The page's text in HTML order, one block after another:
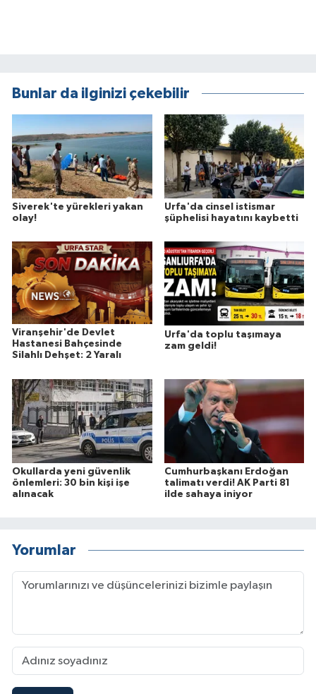
Bunlar da ilginizi çekebilir
Siverek'te yürekleri yakan
olay!
Urfa'da cinsel istismar
şüphelisi hayatını kaybetti
Viranşehir'de Devlet
Hastanesi Bahçesinde
Silahlı Dehşet: 2 Yaralı
Urfa'da toplu taşımaya
zam geldi!
Okullarda yeni güvenlik
önlemleri: 30 bin kişi işe
alınacak
Cumhurbaşkanı Erdoğan
talimatı verdi! AK Parti 81
ilde sahaya iniyor
Yorumlar